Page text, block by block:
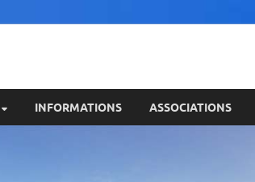
INFORMATIONS ASSOCIATIONS